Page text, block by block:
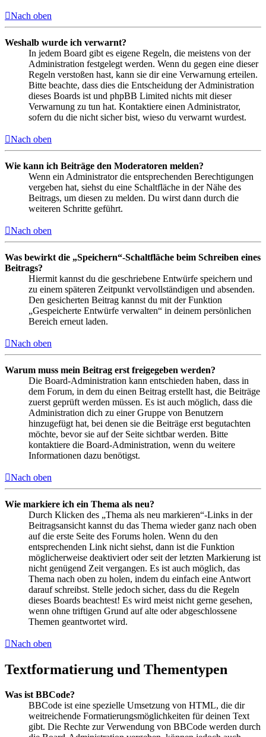
Nach oben
Weshalb wurde ich verwarnt?
In jedem Board gibt es eigene Regeln, die meistens von der
Administration festgelegt werden. Wenn du gegen eine dieser
Regeln verstoßen hast, kann sie dir eine Verwarnung erteilen.
Bitte beachte, dass dies die Entscheidung der Administration
dieses Boards ist und phpBB Limited nichts mit dieser
Verwarnung zu tun hat. Kontaktiere einen Administrator,
sofern du die nicht sicher bist, wieso du verwarnt wurdest.
Nach oben
Wie kann ich Beiträge den Moderatoren melden?
Wenn ein Administrator die entsprechenden Berechtigungen
vergeben hat, siehst du eine Schaltfläche in der Nähe des
Beitrags, um diesen zu melden. Du wirst dann durch die
weiteren Schritte geführt.
Nach oben
Was bewirkt die „Speichern“-Schaltfläche beim Schreiben eines
Beitrags?
Hiermit kannst du die geschriebene Entwürfe speichern und
zu einem späteren Zeitpunkt vervollständigen und absenden.
Den gesicherten Beitrag kannst du mit der Funktion
„Gespeicherte Entwürfe verwalten“ in deinem persönlichen
Bereich erneut laden.
Nach oben
Warum muss mein Beitrag erst freigegeben werden?
Die Board-Administration kann entschieden haben, dass in
dem Forum, in dem du einen Beitrag erstellt hast, die Beiträge
zuerst geprüft werden müssen. Es ist auch möglich, dass die
Administration dich zu einer Gruppe von Benutzern
hinzugefügt hat, bei denen sie die Beiträge erst begutachten
möchte, bevor sie auf der Seite sichtbar werden. Bitte
kontaktiere die Board-Administration, wenn du weitere
Informationen dazu benötigst.
Nach oben
Wie markiere ich ein Thema als neu?
Durch Klicken des „Thema als neu markieren“-Links in der
Beitragsansicht kannst du das Thema wieder ganz nach oben
auf die erste Seite des Forums holen. Wenn du den
entsprechenden Link nicht siehst, dann ist die Funktion
möglicherweise deaktiviert oder seit der letzten Markierung ist
nicht genügend Zeit vergangen. Es ist auch möglich, das
Thema nach oben zu holen, indem du einfach eine Antwort
darauf schreibst. Stelle jedoch sicher, dass du die Regeln
dieses Boards beachtest! Es wird meist nicht gerne gesehen,
wenn ohne triftigen Grund auf alte oder abgeschlossene
Themen geantwortet wird.
Nach oben
Textformatierung und Thementypen
Was ist BBCode?
BBCode ist eine spezielle Umsetzung von HTML, die dir
weitreichende Formatierungsmöglichkeiten für deinen Text
gibt. Die Rechte zur Verwendung von BBCode werden durch